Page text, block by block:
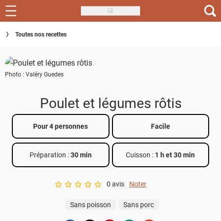
Skip
to
main
Recettes
Inspirations
Conseils
Menu de la semaine
Actus
Téléchargez l'app Saveurs Recettes
Index des recettes
Toutes nos recettes
Photo : Valéry Guedes
Poulet et légumes rôtis
Pour 4 personnes Facile
Préparation :30 min Cuisson : 1 h et 30 min
A star rating of 0 out of 5.
0 avis Noter
Sans poisson Sans porc